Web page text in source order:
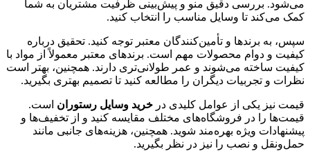
می‌شود. بررسی دقیق منو و پیش‌بینی ظرفیت مشتریان به شما
کمک می‌کند تا وسایل مناسب را انتخاب کنید.
سپس، به برندها و تأمین‌کنندگان معتبر توجه کنید. تحقیق درباره
کیفیت و دوام محصولات مهم است. برندهای معتبر معمولاً از مواد با
کیفیت ساخته می‌شوند و عمر طولانی‌تری دارند. همچنین، بهتر است
نظرات و تجربیات دیگران را مطالعه کنید تا تصمیم بهتری بگیرید.
قیمت نیز یکی از عوامل کلیدی در خرید وسایل رستوران است.
قیمت‌ها را در فروشگاه‌های مختلف مقایسه کنید و از تخفیف‌ها و
پیشنهادات ویژه بهره‌مند شوید. همچنین، هزینه‌های جانبی مانند
حمل‌ونقل و نصب را نیز در نظر بگیرید.